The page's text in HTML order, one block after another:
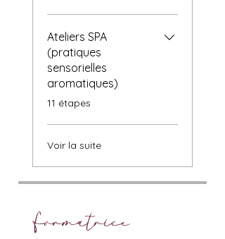
Ateliers SPA
(pratiques
sensorielles
aromatiques)
.11 étapes
Voir la suite
Formatrice